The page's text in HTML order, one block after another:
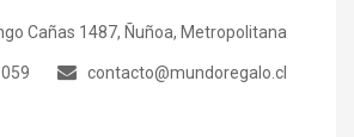
Cañas 1487, Ñuñoa, Metropolitana
contacto@mundoregalo.cl